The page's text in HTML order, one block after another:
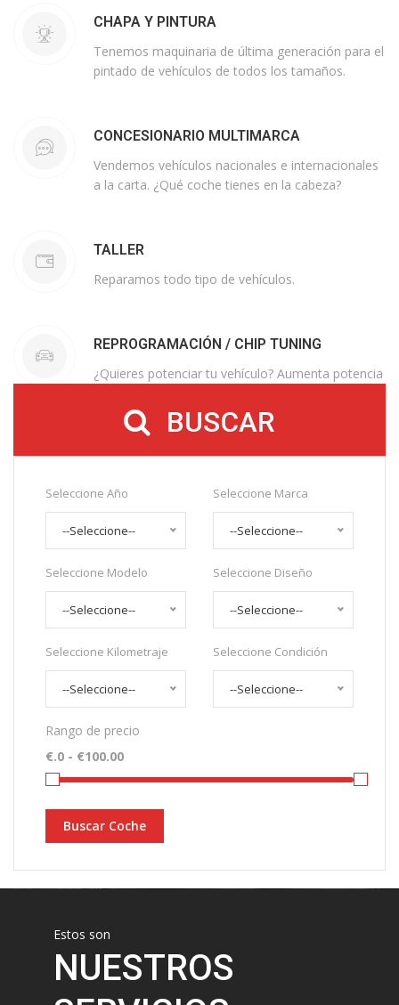
CHAPA Y PINTURA
Tenemos maquinaria de última generación para el
pintado de vehículos de todos los tamaños.
CONCESIONARIO MULTIMARCA
Vendemos vehículos nacionales e internacionales
a la carta. ¿Qué coche tienes en la cabeza?
TALLER
Reparamos todo tipo de vehículos.
REPROGRAMACIÓN / CHIP TUNING
¿Quieres potenciar tu vehículo? Aumenta potencia
BUSCAR
Seleccione Año
--Seleccione--
Seleccione Marca
--Seleccione--
Seleccione Modelo
--Seleccione--
Seleccione Diseño
--Seleccione--
Seleccione Kilometraje
--Seleccione--
Seleccione Condición
--Seleccione--
Rango de precio
Buscar Coche
Estos son
NUESTROS